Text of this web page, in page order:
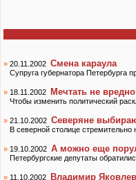
» 20.11.2002 Смена караула
Супруга губернатора Петербурга
» 18.11.2002 Мечтать не вредно
Чтобы изменить политический
» 21.10.2002 Северяне
В северной столице стремительно
» 19.10.2002 А можно еще
Петербургские депутаты
» 11.10.2002 Владимир